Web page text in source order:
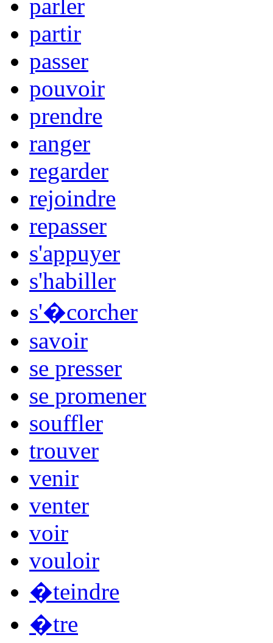
parler
partir
passer
pouvoir
prendre
ranger
regarder
rejoindre
repasser
s'appuyer
s'habiller
s'�corcher
savoir
se presser
se promener
souffler
trouver
venir
venter
voir
vouloir
�teindre
�tre